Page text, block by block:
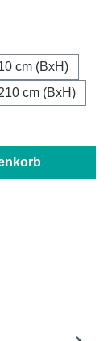
cm (BxH)
cm (BxH)